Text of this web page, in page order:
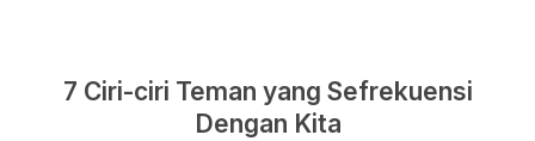
7 Ciri-ciri Teman yang Sefrekuensi
Dengan Kita